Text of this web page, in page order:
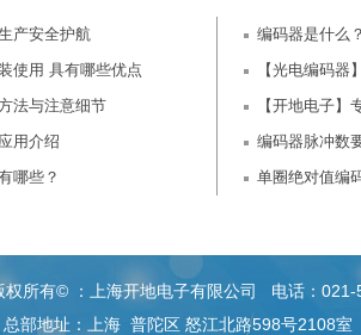
产安全护航
编码器是什么
使用 具有哪些优点
【光电编码器
法与注意细节
【开地电子
更好
用介绍
编码器脉冲数
哪些？
单圈绝对值编
权所有© ：上海开地电子有限公司 电话：
总部地址：上海 普陀区 怒江北路598号2108室